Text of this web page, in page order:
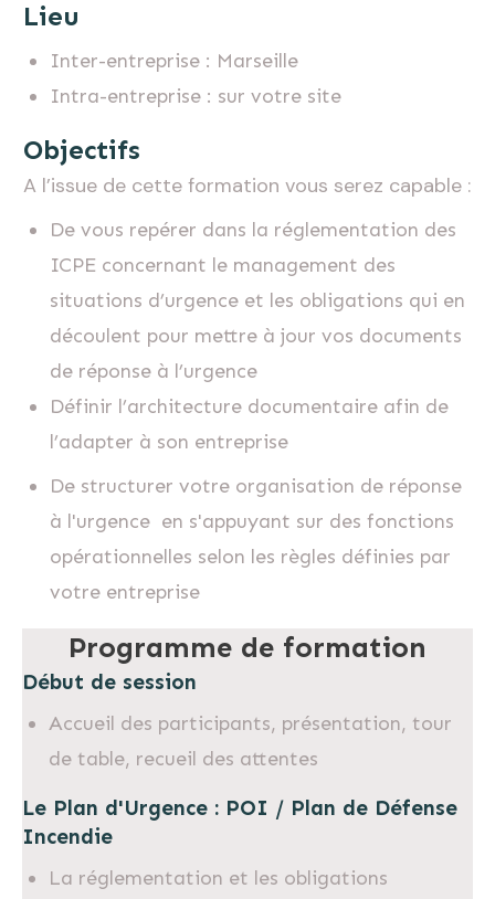
Lieu
Inter-entreprise : Marseille
Intra-entreprise : sur votre site
Objectifs
A l’issue de cette formation vous serez capable :
De vous repérer dans la réglementation des
ICPE concernant le management des
situations d’urgence et les obligations qui en
découlent pour mettre à jour vos documents
de réponse à l’urgence
Définir l’architecture documentaire afin de
l’adapter à son entreprise
De structurer votre organisation de réponse
à l'urgence en s'appuyant sur des fonctions
opérationnelles selon les règles définies par
votre entreprise
Programme de formation
Début de session
Accueil des participants, présentation, tour
de table, recueil des attentes
Le Plan d'Urgence : POI / Plan de Défense
Incendie
La réglementation et les obligations